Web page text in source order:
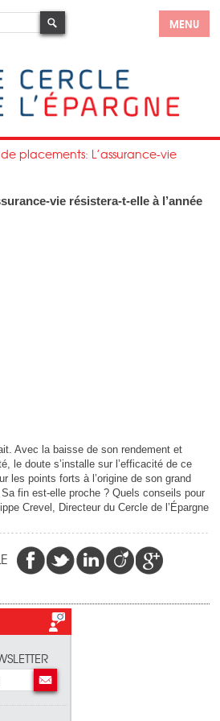
MENU
placements: L’assurance-vie
vie résistera-t-elle à l’année
Avec la baisse de son rendement et
le doute s’installe sur l’efficacité de ce
les points forts à l’origine de son grand
fin est-elle proche ? Quels conseils pour
Crevel, Directeur du Cercle de l’Épargne